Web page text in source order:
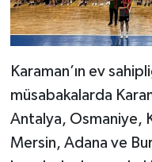
Karaman’ın ev
müsabakalarda
Antalya, Osmaniye,
Mersin, Adana ve